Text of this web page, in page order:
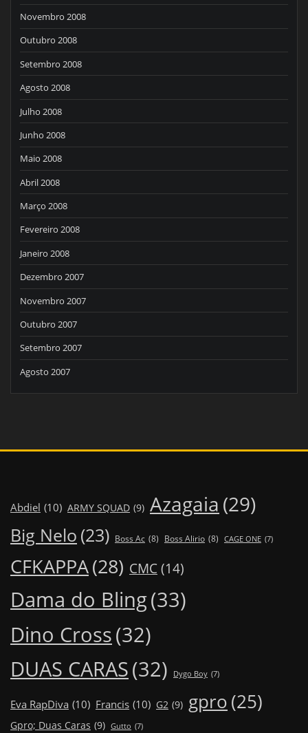
Novembro 2008
Outubro 2008
Setembro 2008
Agosto 2008
Julho 2008
Junho 2008
Maio 2008
Abril 2008
Março 2008
Fevereiro 2008
Janeiro 2008
Dezembro 2007
Novembro 2007
Outubro 2007
Setembro 2007
Agosto 2007
Abdiel (10) ARMY SQUAD (9) Azagaia (29)
Big Nelo (23) Boss Ac (8) Boss Alirio (8) CAGE ONE (7)
CFKAPPA(28) CMC (14)
Dama do Bling(33)
Dino Cross(32)
DUAS CARAS(32) Dygo Boy (7)
Eva RapDiva (10) Francis (10) G2 (9) gpro(25)
Gpro; Duas Caras (9) Gutto (7)